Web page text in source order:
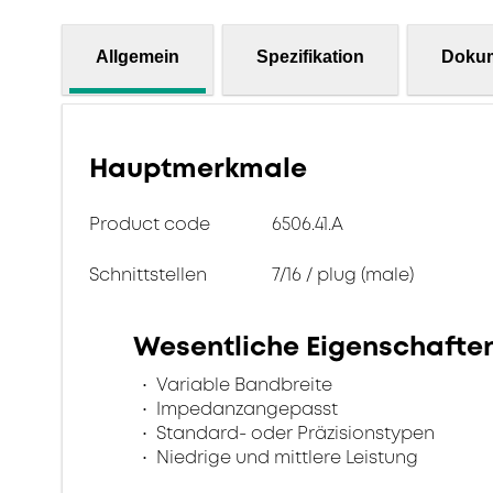
Allgemein Spezifikation
Hauptmerkmale
Product code 6506.41.A
Schnittstellen 7/16 / plug (male)
Wesentliche
Variable Bandbreite
Impedanzangepasst
Standard- oder Präzisionstypen
Niedrige und mittlere Leistung